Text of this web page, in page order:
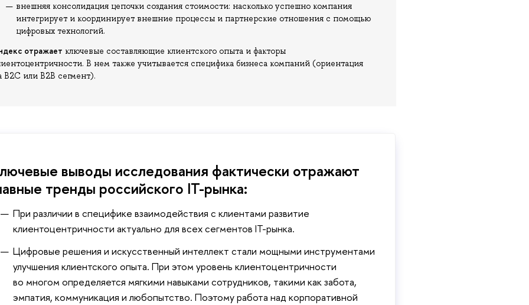
внешняя консолидация цепочки создания стоимости: насколько успешно компания
интегрирует и координирует внешние процессы и партнерские отношения с помощью
цифровых технологий.
отражает ключевые составляющие клиентского опыта и факторы
В нем также учитывается специфика бизнеса компаний (ориентация
B2C или B2B сегмент).
выводы исследования фактически отражают
тренды российского IT-рынка:
При различии в специфике взаимодействия с клиентами развитие
клиентоцентричности актуально для всех сегментов IT-рынка.
Цифровые решения и искусственный интеллект стали мощными инструментами
улучшения клиентского опыта. При этом уровень клиентоцентричности
во многом определяется мягкими навыками сотрудников, такими как забота,
эмпатия, коммуникация и любопытство. Поэтому работа над корпоративной